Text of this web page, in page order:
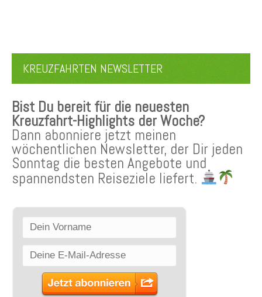
KREUZFAHRTEN NEWSLETTER
Bist Du bereit für die neuesten
Kreuzfahrt-Highlights der Woche?
Dann abonniere jetzt meinen
wöchentlichen Newsletter, der Dir jeden
Sonntag die besten Angebote und
spannendsten Reiseziele liefert.